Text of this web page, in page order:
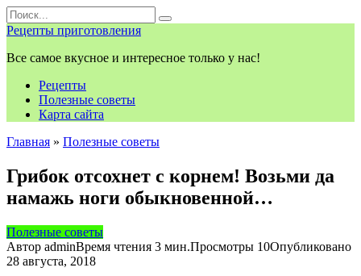
Перейти
к
контенту
Search
for:
Рецепты приготовления
Все самое вкусное и интересное только у нас!
Рецепты
Полезные советы
Карта сайта
Главная » Полезные советы
Грибок отсохнет с корнем! Возьми да
намажь ноги обыкновенной…
Полезные советы
Автор adminВремя чтения 3 мин.Просмотры 10Опубликовано
28 августа, 2018